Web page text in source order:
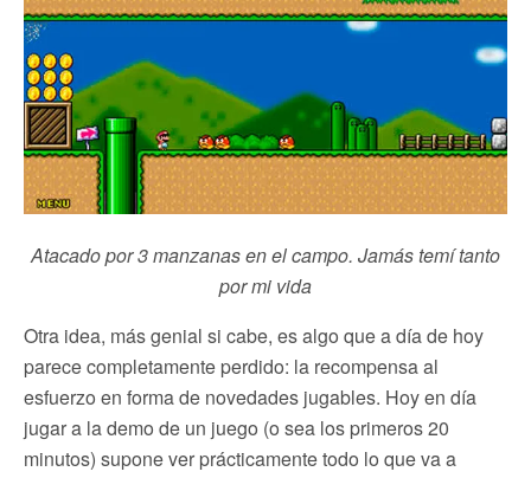
Atacado por 3 manzanas en el campo. Jamás temí tanto
por mi vida
Otra idea, más genial si cabe, es algo que a día de hoy
parece completamente perdido: la recompensa al
esfuerzo en forma de novedades jugables. Hoy en día
jugar a la demo de un juego (o sea los primeros 20
minutos) supone ver prácticamente todo lo que va a